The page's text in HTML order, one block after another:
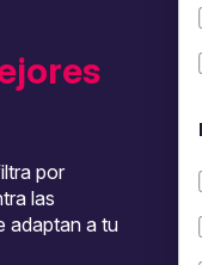
por
las
adaptan a tu